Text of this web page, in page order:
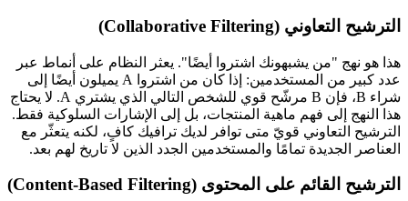
الترشيح التعاوني (Collaborative Filtering)
هذا هو نهج "من يشبهونك اشتروا أيضًا". يعثر النظام على أنماط عبر
عدد كبير من المستخدمين: إذا كان من اشتروا A يميلون أيضًا إلى
شراء B، فإن B مرشّح قوي للشخص التالي الذي يشتري A. لا يحتاج
هذا النهج إلى فهم ماهية المنتجات، بل إلى الإشارات السلوكية فقط.
الترشيح التعاوني قويّ متى توافر لديك ترافيك كافٍ، لكنه يتعثّر مع
العناصر الجديدة تمامًا والمستخدمين الجدد الذين لا تاريخ لهم بعد.
الترشيح القائم على المحتوى (Content-Based Filtering)